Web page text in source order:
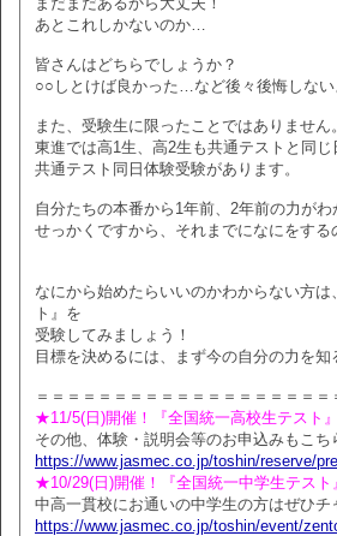
あとこれしかないのか…
皆さんはどちらでしょうか？
○○しとけば良かった…など後々後悔しない
また、受験生に限ったことではありません。
東進では高1生、高2生も共通テストと同じ
共通テスト同日体験受験があります。
自分たちの本番から1年前、2年前の力がわ
せっかくですから、それまでになにをする
なにから始めたらいいのかわからない方
ト』を
受験してみましょう！
目標を決めるには、まず今の自分の力を知
＝＝＝＝＝＝＝＝＝＝＝＝＝＝＝＝＝＝＝
★11/5(日)開催！『全国統一高校生テスト
その他、体験・説明会等のお申込みもこち
https://www.jasmec.co.jp/toshin/reserve/
★10/29(日)開催！『全国統一中学生テス
中高一貫校にお通いの中学生の方はぜひチ
https://www.jasmec.co.jp/toshin/event/